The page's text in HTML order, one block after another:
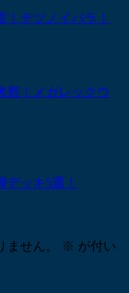
！テツノイバラ！
察！メガレックウ
ッキ5選！
せん。 ※ が付い